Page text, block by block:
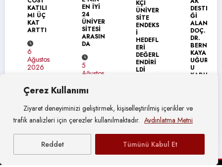
Çerez Kullanımı
Ziyaret deneyiminizi geliştirmek, kişiselleştirilmiş içerikler ve
trafik analizleri için çerezler kullanılmaktadır. Aydınlatma Metni
Reddet Tümünü Kabul Et
KATILI
MI ÜÇ
KAT
ARTTI
Ağustos
2026
EN İYİ
ÜNİVER
SİTESİ
ARASIN
Ağustos
KÇİ
ÜNİVER
SİTE
ENDEKS
HEDEFL
DEĞERL
ENDİRİ
2026
DESTE
ALAN
DOÇ.
DR.
BERNA
KAYA
UĞUR’
KABUL
Ağustos
2026